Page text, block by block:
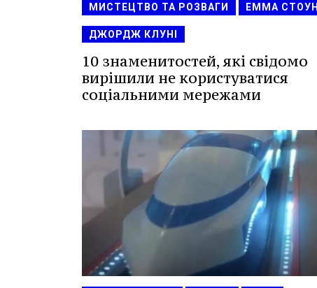
МИСТЕЦТВО ТА РОЗВАГИ ЕММА СТОУН
ДЖОРДЖ КЛУНІ
10 знаменитостей, які свідомо
вирішили не користуватися
соціальними мережами